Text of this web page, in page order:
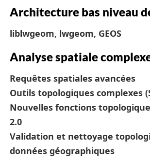
Architecture bas niveau
liblwgeom, lwgeom, GEOS
Analyse spatiale
Requêtes spatiales avancées
Outils topologiques complexes
Nouvelles fonctions
2.0
Validation et nettoyage
données géographiques